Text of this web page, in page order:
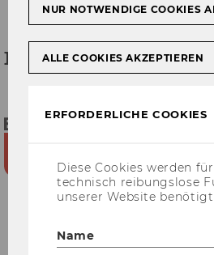
Fun­ded by
NUR NOTWENDIGE COOKIES
ALLE COOKIES AKZEPTIEREN
ERFORDERLICHE COOKIES
Diese Cookies werden
technisch reibungslose
unserer Website
Name